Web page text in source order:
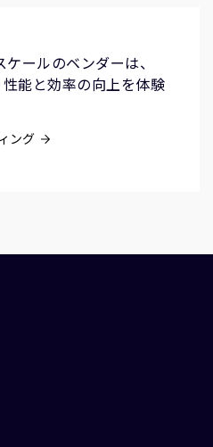
ールのベンダーは、
能と効率の向上を体験
ング